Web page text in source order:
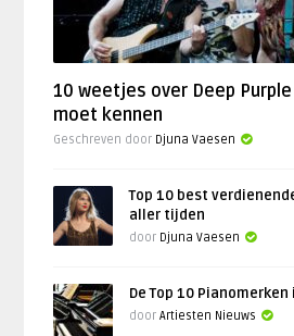
10 weetjes over Deep
moet kennen
Geschreven door Djuna Vaesen
Top 10 best
aller tijden
door Djuna Vaesen
De Top 10 Pianomerken
doorArtiesten Nieuws